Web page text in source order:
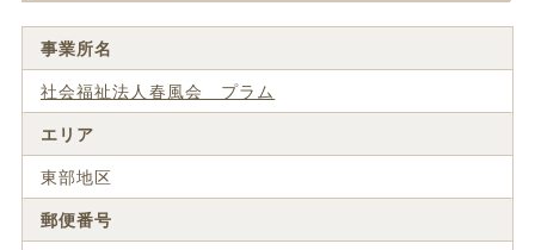
事業所名
社会福祉法人春風会 プラム
エリア
東部地区
郵便番号